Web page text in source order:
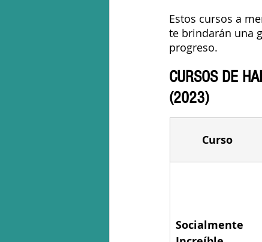
Estos cursos a
te brindarán una
progreso.
CURSOS DE
(2023)
Curso
Socialmente